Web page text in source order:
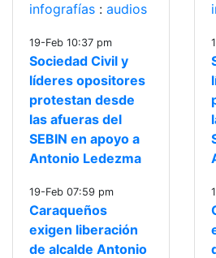
infografías : audios
19-Feb 10:37 pm
Sociedad Civil y
líderes opositores
protestan desde
las afueras del
SEBIN en apoyo a
Antonio Ledezma
19-Feb 07:59 pm
Caraqueños
exigen liberación
de alcalde Antonio